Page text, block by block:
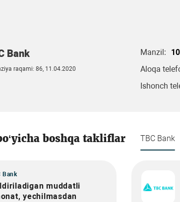
Bank
raqami: 86, 11.04.2020
Manzil:
Aloqa
Ishonch
boshqa takliflar TBC Bank
Bank
muddatli
yechilmasdan